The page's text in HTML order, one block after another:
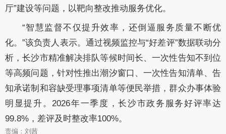
厅”建设等问题，以靶向整改推动服务优化。
“智慧监督不仅提升效率，还倒逼服务质量不断优
化。”该负责人表示。通过视频监控与“好差评”数据联动分
析，长沙市精准解决排队等候时间长、一次性告知不到位
等高频问题，针对性推出潮汐窗口、一次性告知清单、告
知承诺制和容缺受理事项清单等便民举措，群众办事体验
明显提升。2026年一季度，长沙市政务服务好评率达
99.8%，差评及时整改率100%。
责编：刘茜